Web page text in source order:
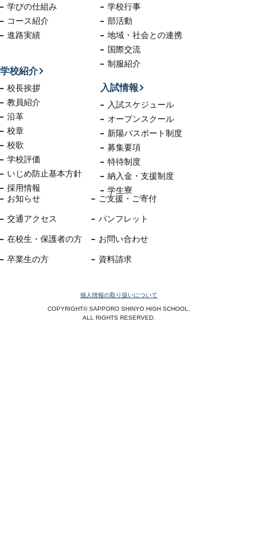
学びの仕組み
コース紹介
進路実績
学校行事
部活動
地域・社会との連携
国際交流
制服紹介
学校紹介
校長挨拶
教員紹介
沿革
校章
校歌
学校評価
いじめ防止基本方針
採用情報
入試情報
入試スケジュール
オープンスクール
新陽パスポート制度
募集要項
特待制度
納入金・支援制度
学生寮
お知らせ
交通アクセス
在校生・保護者の方
卒業生の方
ご支援・ご寄付
パンフレット
お問い合わせ
資料請求
個人情報の取り扱いについて
COPYRIGHT© SAPPORO SHINYO HIGH SCHOOL.
ALL RIGHTS RESERVED.